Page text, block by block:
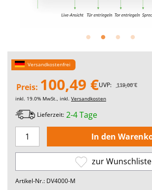
Versandkostenfrei
Preis: 100,49 €UVP: 119,00 €
inkl. 19.0% MwSt., inkl. Versandkosten
Lieferzeit: 2-4 Tage
zur Wunschliste
Artikel-Nr.: DV4000-M